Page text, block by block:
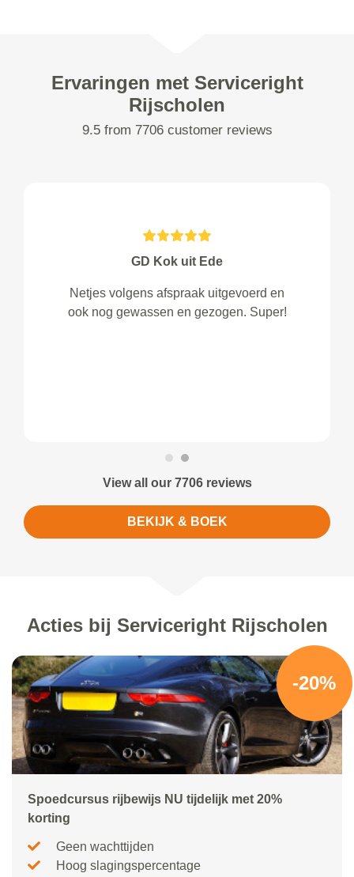
Ervaringen met Serviceright
Rijscholen
9.5 from 7706 customer reviews
GD Kok uit Ede
Netjes volgens afspraak uitgevoerd en
ook nog gewassen en gezogen. Super!
View all our 7706 reviews
BEKIJK & BOEK
Acties bij Serviceright Rijscholen
-20%
Spoedcursus rijbewijs NU tijdelijk met 20%
korting
Geen wachttijden
Hoog slagingspercentage